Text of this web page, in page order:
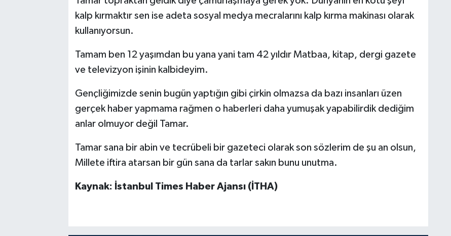
kalp kırmaktır sen ise adeta sosyal medya mecralarını kalp kırma makinası olarak
kullanıyorsun.
Tamam ben 12 yaşımdan bu yana yani tam 42 yıldır Matbaa, kitap, dergi gazete
ve televizyon işinin kalbideyim.
Gençliğimizde senin bugün yaptığın gibi çirkin olmazsa da bazı insanları üzen
gerçek haber yapmama rağmen o haberleri daha yumuşak yapabilirdik dediğim
anlar olmuyor değil Tamar.
Tamar sana bir abin ve tecrübeli bir gazeteci olarak son sözlerim de şu an olsun,
Millete iftira atarsan bir gün sana da tarlar sakın bunu unutma.
Kaynak: İstanbul Times Haber Ajansı (İTHA)